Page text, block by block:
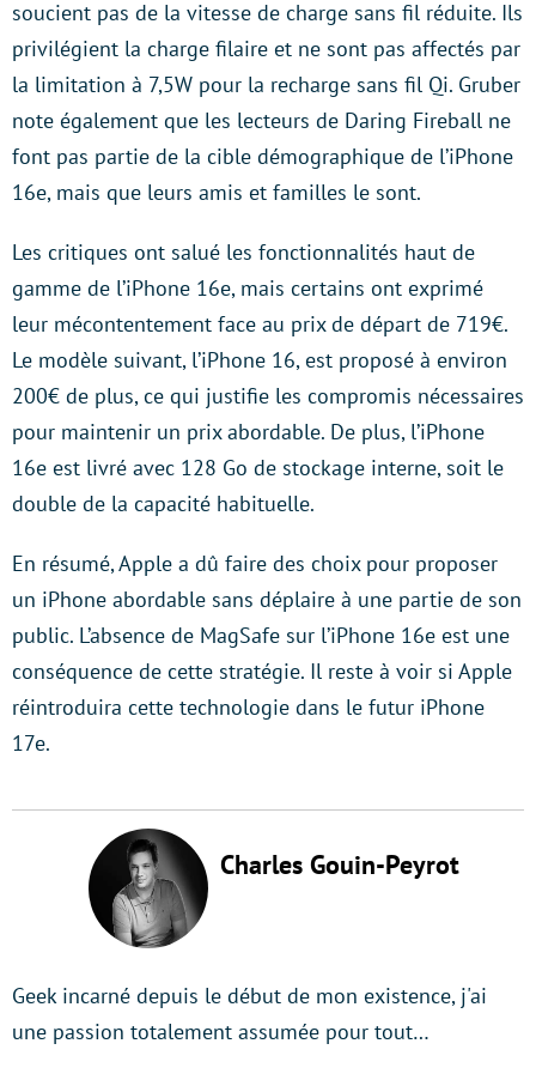
soucient pas de la vitesse de charge sans fil réduite. Ils
privilégient la charge filaire et ne sont pas affectés par
la limitation à 7,5W pour la recharge sans fil Qi. Gruber
note également que les lecteurs de Daring Fireball ne
font pas partie de la cible démographique de l’iPhone
16e, mais que leurs amis et familles le sont.
Les critiques ont salué les fonctionnalités haut de
gamme de l’iPhone 16e, mais certains ont exprimé
leur mécontentement face au prix de départ de 719€.
Le modèle suivant, l’iPhone 16, est proposé à environ
200€ de plus, ce qui justifie les compromis nécessaires
pour maintenir un prix abordable. De plus, l’iPhone
16e est livré avec 128 Go de stockage interne, soit le
double de la capacité habituelle.
En résumé, Apple a dû faire des choix pour proposer
un iPhone abordable sans déplaire à une partie de son
public. L’absence de MagSafe sur l’iPhone 16e est une
conséquence de cette stratégie. Il reste à voir si Apple
réintroduira cette technologie dans le futur iPhone
17e.
Charles Gouin-Peyrot
Geek incarné depuis le début de mon existence, j'ai
une passion totalement assumée pour tout…